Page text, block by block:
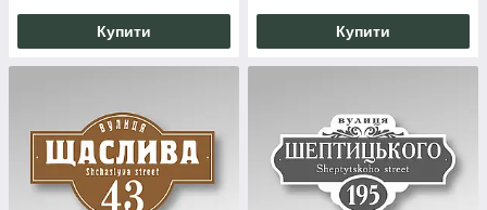
Купити Купити